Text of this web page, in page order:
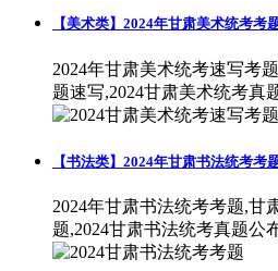
【美术类】2024年甘肃美术统考考
2024年甘肃美术统考速写考
题速写,2024甘肃美术统考真
【书法类】2024年甘肃书法统考考
2024年甘肃书法统考考题,甘
题,2024甘肃书法统考真题公